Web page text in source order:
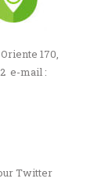
170,
e-mail :
Twitter